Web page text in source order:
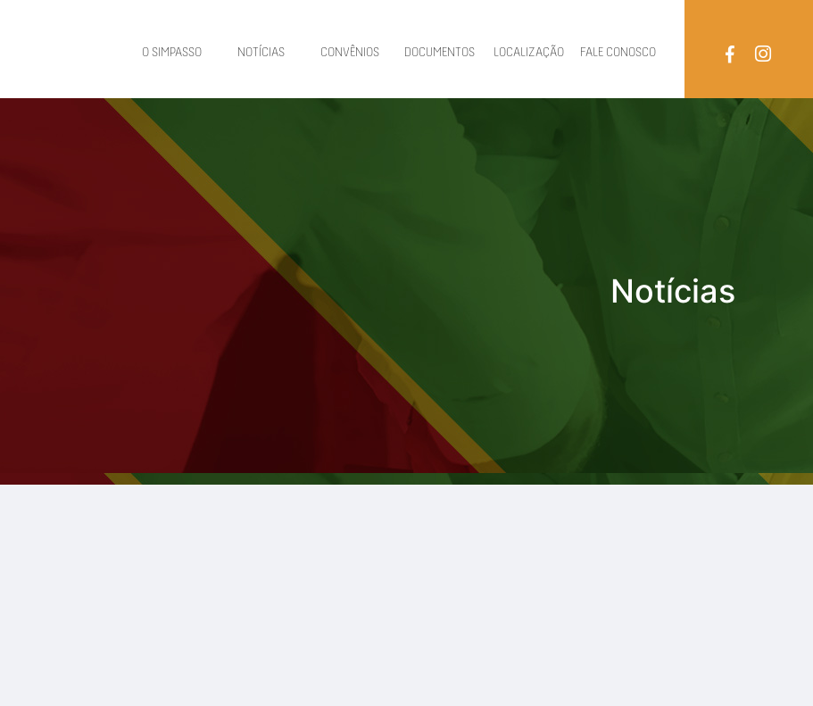
O SIMPASSO NOTÍCIAS CONVÊNIOS DOCUMENTOS LOCALIZAÇÃO FALE CONOSCO
Notícias